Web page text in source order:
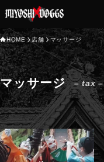
HOME 店舗 マッサージ
マッサージ – tax –